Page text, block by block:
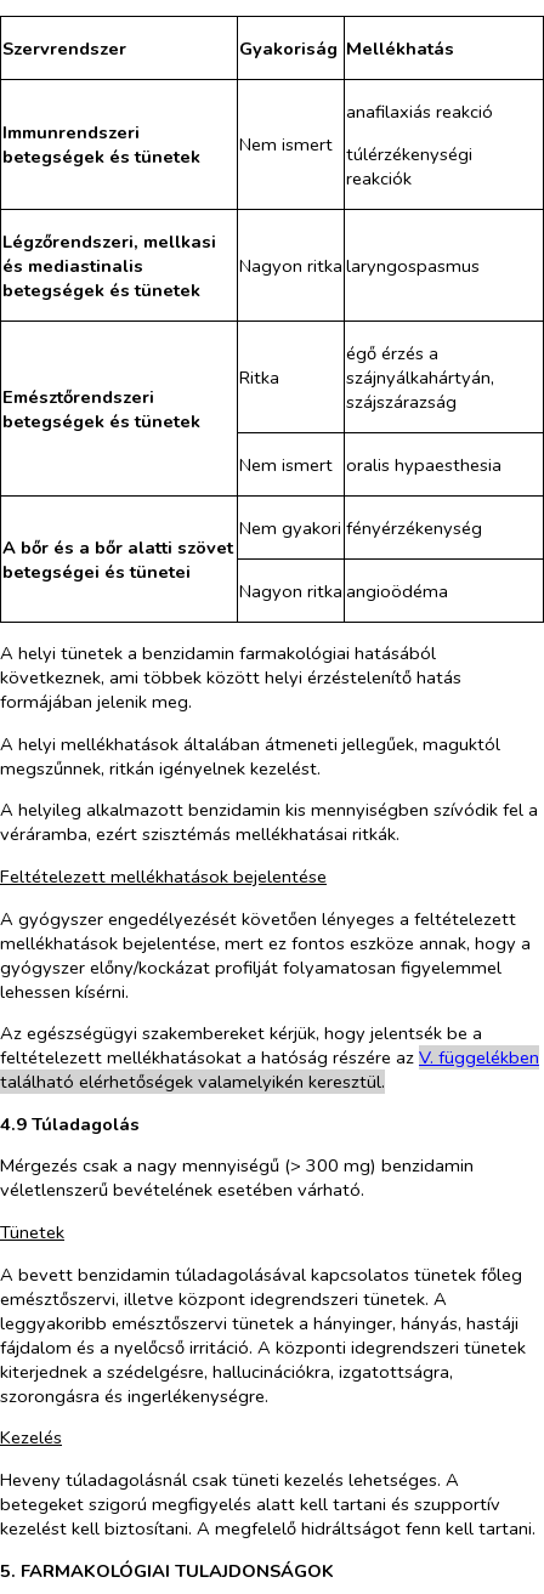
Szervrendszer Gyakoriság Mellékhatás
Immunrendszeri
betegségek és tünetek
Nem ismert
anafilaxiás reakció
túlérzékenységi
reakciók
Légzőrendszeri, mellkasi
és mediastinalis
betegségek és tünetek
Nagyon ritka laryngospasmus
Emésztőrendszeri
betegségek és tünetek
Ritka
égő érzés a
szájnyálkahártyán,
szájszárazság
Nem ismert oralis hypaesthesia
A bőr és a bőr alatti szövet
betegségei és tünetei
Nem gyakori fényérzékenység
Nagyon ritka angioödéma
A helyi tünetek a benzidamin farmakológiai hatásából
következnek, ami többek között helyi érzéstelenítő hatás
formájában jelenik meg.
A helyi mellékhatások általában átmeneti jellegűek, maguktól
megszűnnek, ritkán igényelnek kezelést.
A helyileg alkalmazott benzidamin kis mennyiségben szívódik fel a
véráramba, ezért szisztémás mellékhatásai ritkák.
Feltételezett mellékhatások bejelentése
A gyógyszer engedélyezését követően lényeges a feltételezett
mellékhatások bejelentése, mert ez fontos eszköze annak, hogy a
gyógyszer előny/kockázat profilját folyamatosan figyelemmel
lehessen kísérni.
Az egészségügyi szakembereket kérjük, hogy jelentsék be a
feltételezett mellékhatásokat a hatóság részére az V. függelékben
található elérhetőségek valamelyikén keresztül.
4.9 Túladagolás
Mérgezés csak a nagy mennyiségű (> 300 mg) benzidamin
véletlenszerű bevételének esetében várható.
Tünetek
A bevett benzidamin túladagolásával kapcsolatos tünetek főleg
emésztőszervi, illetve központ idegrendszeri tünetek. A
leggyakoribb emésztőszervi tünetek a hányinger, hányás, hastáji
fájdalom és a nyelőcső irritáció. A központi idegrendszeri tünetek
kiterjednek a szédelgésre, hallucinációkra, izgatottságra,
szorongásra és ingerlékenységre.
Kezelés
Heveny túladagolásnál csak tüneti kezelés lehetséges. A
betegeket szigorú megfigyelés alatt kell tartani és szupportív
kezelést kell biztosítani. A megfelelő hidráltságot fenn kell tartani.
5. FARMAKOLÓGIAI TULAJDONSÁGOK